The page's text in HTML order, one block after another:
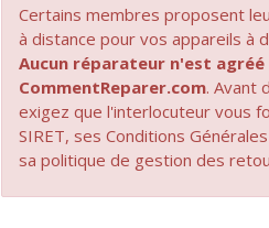
Certains membres proposent
à distance pour vos appareils à
Aucun réparateur n'est agréé
CommentReparer.com. Avant
exigez que l'interlocuteur vous
SIRET, ses Conditions
sa politique de gestion des